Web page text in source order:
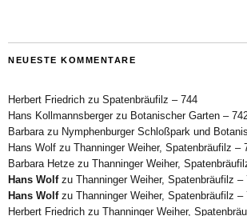
NEUESTE KOMMENTARE
Herbert Friedrich zu Spatenbräufilz – 744
Hans Kollmannsbergerzu Botanischer Garten –
Barbara zu Nymphenburger Schloßpark und
Hans Wolf zu Thanninger Weiher, Spatenbräufilz –
Barbara Hetze zu Thanninger Weiher,
Hans Wolfzu Thanninger Weiher, Spatenbräufilz –
Hans Wolfzu Thanninger Weiher, Spatenbräufilz –
Herbert Friedrich zu Thanninger Weiher,